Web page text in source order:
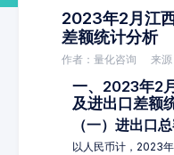
2023年2月江
差额统计分析
作者：量化咨询 来
一、2023年2
及进出口差额
（一）进出口
以人民币计，2023